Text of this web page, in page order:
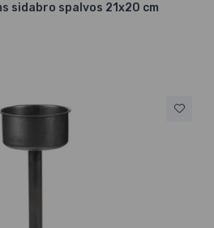
sidabro spalvos 21x20 cm